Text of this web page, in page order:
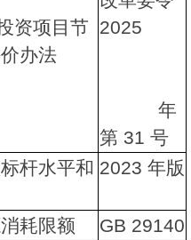
项目节
办法
2025
年
第 31 号
杆水平和 2023 年版
耗限额 GB 29140